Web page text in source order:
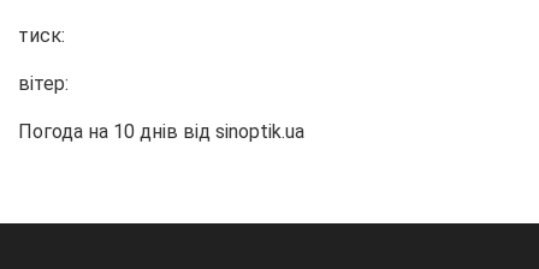
тиск:
вітер:
Погода на 10 днів від sinoptik.ua